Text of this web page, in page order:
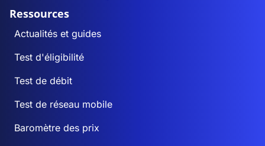
Ressources
Actualités et guides
Test d'éligibilité
Test de débit
Test de réseau mobile
Baromètre des prix